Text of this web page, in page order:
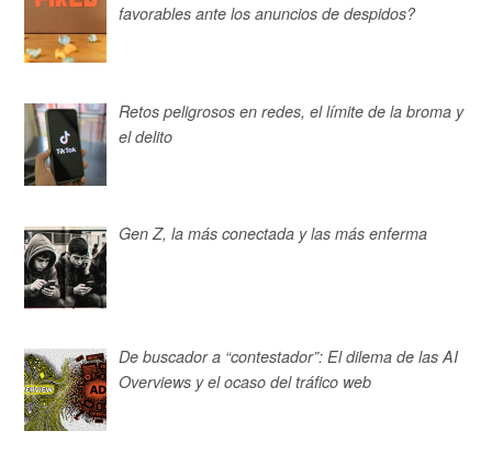
favorables ante los anuncios de despidos?
Retos peligrosos en redes, el límite de la broma y
el delito
Gen Z, la más conectada y las más enferma
De buscador a “contestador”: El dilema de las AI
Overviews y el ocaso del tráfico web